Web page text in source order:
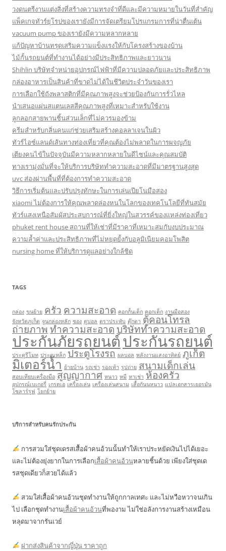
วงดนตรีงานแต่งสิ่งที่สร้างความทรงจำที่ดีและมีความหมายในวันที่สำคัญ
แพ็คเกจทัวร์ยุโรปของเรายังมีการจัดเตรียมโปรแกรมการที่น่าตื่นเต้น
vacuum pump ของเรายังมีความหลากหลาย
แก้ปัญหาบ้านทรุดเสริมความแข็งแรงให้กับโครงสร้างของบ้าน
ไม้กั้นรถยนต์ที่ทำงานได้อย่างมีประสิทธิภาพและยาวนาน
Shihlin บริษัทจำหน่ายอุปกรณ์ไฟฟ้าที่มีความปลอดภัยและประสิทธิภาพ
กล่องอาหารเป็นสินค้าที่ขาดไม่ได้ในชีวิตประจำวันของเรา
การเลือกใช้ถังพลาสติกที่มีคุณภาพสูงจะช่วยป้องกันการรั่วไหล
นำเสนอแผ่นสแตนเลสสีคุณภาพสูงที่เหมาะสำหรับใช้งาน
ลูกลอกสายพานชิ้นส่วนเล็กที่ไม่ควรมองข้าม
ครีมสำหรับกลิ่นคนแก่ช่วยเสริมสร้างคอลลาเจนในผิว
ทัวร์ไอซ์แลนด์เส้นทางท่องเที่ยวที่คุณต้องไม่พลาดในการผจญภัย
เตียงคนไข้ในปัจจุบันมีความหลากหลายในดีไซน์และคุณสมบัติ
ทางเรามุ่งมั่นที่จะให้บริการบริษัททำความสะอาดที่มีมาตรฐานสูงสุด
uvc ส่องผ่านพื้นที่ที่ต้องการทำความสะอาด
วิธีการเริ่มต้นและปรับปรุงทักษะในการเล่นเปียโนมือสอง
xiaomi ไม่ต้องการให้คุณพลาดล่องหนในโลกของเทคโนโลยีที่ทันสมัย
ทัวร์แสงเหนือสัมผัสประสบการณ์ที่ยิ่งใหญ่ในสวรรค์ของแหล่งท่องเที่ยว
phuket rent house สถานที่ให้เช่าที่มีราคาที่เหมาะสมกับงบประมาณ
ความล้ำค่าและประสิทธิภาพที่ไม่หยุดยั้งกับอลูมิเนียมคอมโพสิต
nursing home ที่ให้บริการดูแลอย่างใกล้ชิด
TAGS
กล่อง ขนย้าย ครัว ความสะอาด คอกกั้นเด็ก คอกเด็ก งานมือสอง
จังหวัดภูเก็ต จูนกล่องหลัก ซอง ดูบอล ตราประทับ ตุ๊กตา ตู้คอนโทรล
ถ่ายภาพทำความสะอาดบริษัททำความสะอาด
ประกันภัยรถยนต์ประกันรถยนต์
ประตูรีโมท ประตูเหล็ก ประตูโรงรถ ผลบอล พลังงานแสงอาทิตย์ ภูเก็ต
มิเตอร์น้ำ ย้ายบ้าน รถเช่า รองเท้า รูปถ่าย สนามเด็กเล่น
สอบเทียบเครื่องมือ สูญญากาศ หนาว หมี หาเช่า ห้องครัว
อุปกรณ์เบเกอรี่ เกรดเอ เครื่องเล่น เครื่องเล่นสนาม เสื้อกันนหนาว แปลเอกสารเยอรมัน
โซลาร์รูฟ โยกย้าย
บริการสำหรับคนรักประกัน
การสวมใส่ชุดเดรสเสื้อผ้าคนอ้วนนั้นทำให้เราประหยัดเงินไปได้เยอะ
และไม่ต้องยุ่งยากในการเลือกเสื้อผ้าคนอ้วนหลายชิ้นด้วย เพียงใส่ชุดเด
รสชุดเดียวก็สวยได้แล้ว
สวมใส่เสื้อผ้าคนอ้วนชุดทำงานให้ถูกกาลเทศะ และไม่หวือหวาจนเกิน
ไป เลือกชุดทำงานเสื้อผ้าคนอ้วนที่พองาม ไม่ใช่อลังการงานสร้างเหมือน
หลุดมาจากรันเวย์
ฝากส่งสินค้าจากญี่ปุ่น ราคาถูก